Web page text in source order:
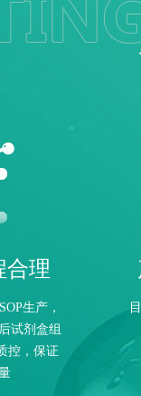
合理
生产，
试剂盒组
控，保证